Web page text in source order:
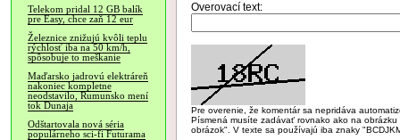
Telekom pridal 12 GB balík
pre Easy, chce zaň 12 eur
Železnice znižujú kvôli teplu
rýchlosť iba na 50 km/h,
spôsobuje to meškanie
Maďarsko jadrovú elektráreň
nakoniec kompletne
neodstavilo, Rumunsko mení
tok Dunaja
Odštartovala nová séria
populárneho sci-fi Futurama
Overovací text:
Pre overenie, že komentár sa nepridáva
Písmená musíte zadávať rovnako ako na
obrázok". V texte sa používajú iba znaky